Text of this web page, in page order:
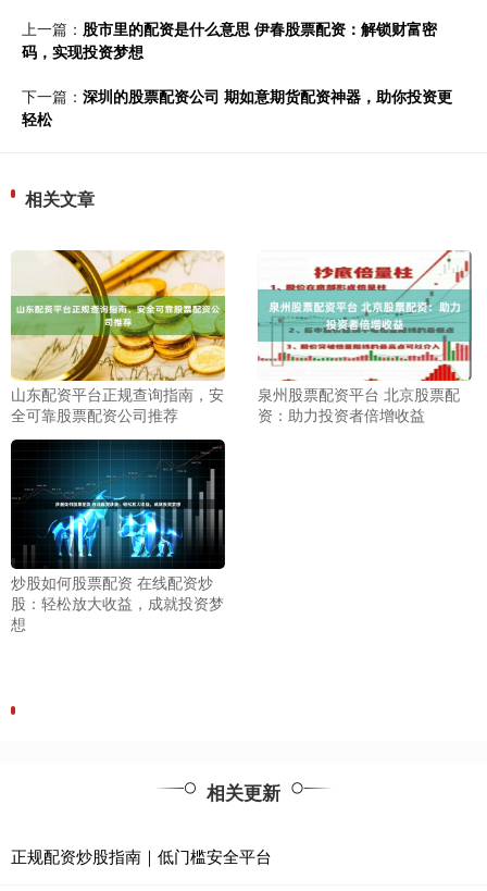
上一篇： 股市里的配资是什么意思 伊春股票配资：解锁财富密
码，实现投资梦想
下一篇： 深圳的股票配资公司 期如意期货配资神器，助你投资更
轻松
相关文章
山东配资平台正规查询指南，安
全可靠股票配资公司推荐
泉州股票配资平台 北京股票配
资：助力投资者倍增收益
炒股如何股票配资 在线配资炒
股：轻松放大收益，成就投资梦
想
相关更新
正规配资炒股指南｜低门槛安全平台